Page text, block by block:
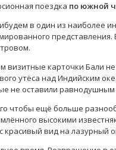
поездка по южной
в один из наиболее
представления.
визитные карточки Бали
утёса над Индийским
не оставили равнодушным
чтобы ещё больше
высокими
красивый вид на лазурный